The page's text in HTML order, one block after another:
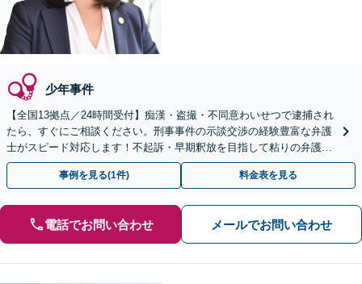
少年事件
【全国13拠点／24時間受付】痴漢・盗撮・不同意わいせつで逮捕され
たら、すぐにご相談ください。刑事事件の示談交渉の経験豊富な弁護
士がスピード対応します！不起訴・早期釈放を目指して粘りの弁護活
動を行います。
事例を見る(1件) 料金表を見る
電話でお問い合わせ メールでお問い合わせ